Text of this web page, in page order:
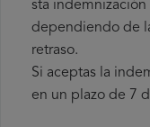
sta
dependiendo de
retraso.
Si aceptas la
en un plazo de 7